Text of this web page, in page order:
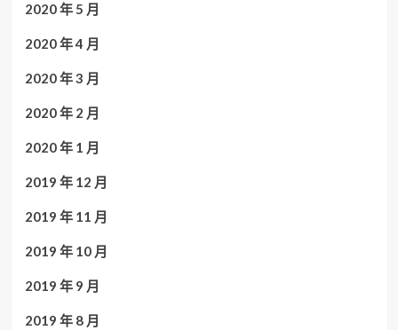
2020 年 5 月
2020 年 4 月
2020 年 3 月
2020 年 2 月
2020 年 1 月
2019 年 12 月
2019 年 11 月
2019 年 10 月
2019 年 9 月
2019 年 8 月